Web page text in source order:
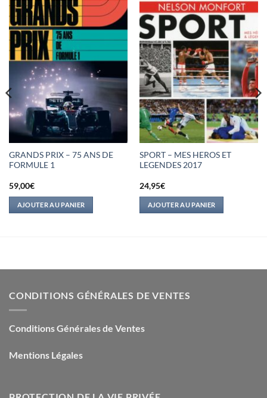
GRANDS PRIX – 75 ANS DE
FORMULE 1
59,00€
AJOUTER AU PANIER
SPORT – MES HEROS ET
LEGENDES 2017
24,95€
AJOUTER AU PANIER
CONDITIONS GÉNÉRALES DE VENTES
Conditions Générales de Ventes
Mentions Légales